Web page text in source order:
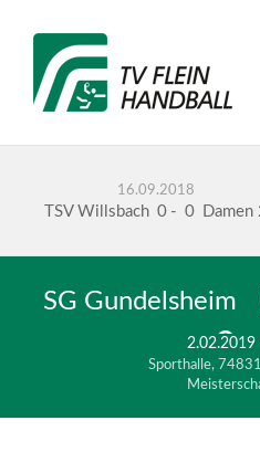
16.09.2018
TSV Willsbach 0 - 0 Damen
SG Gundelsheim
0
2.02.2019
Sporthalle,